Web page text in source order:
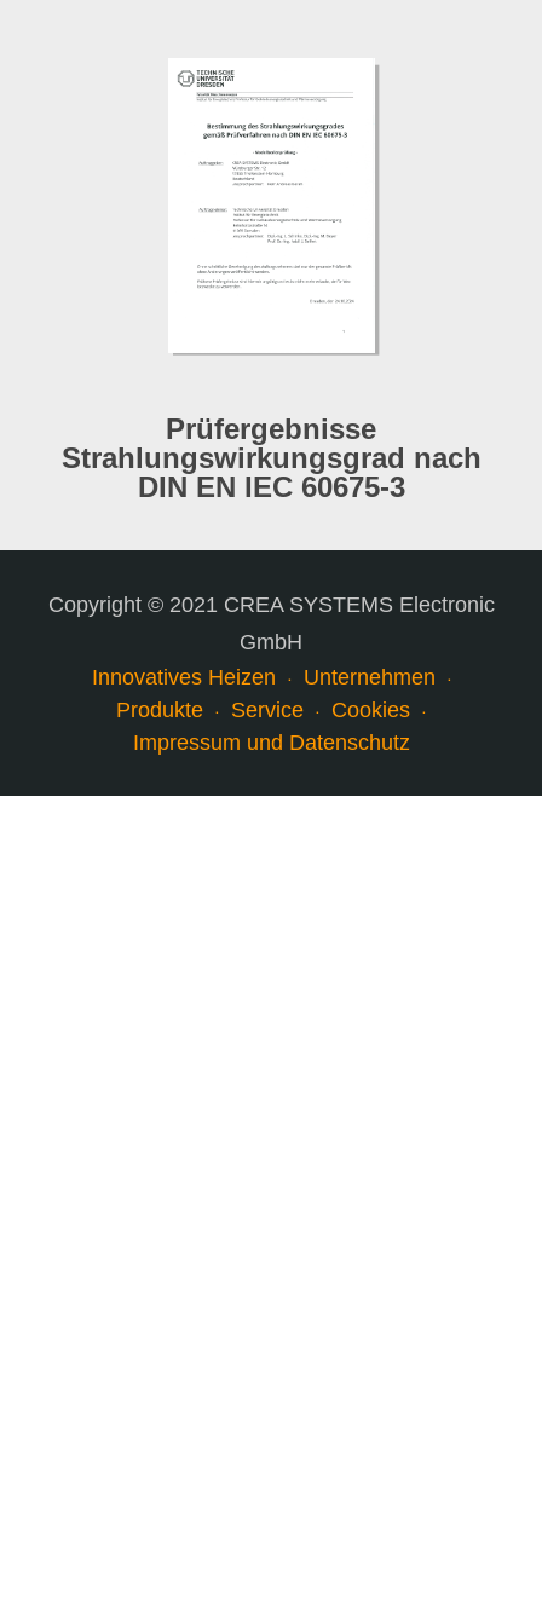
Prüfergebnisse
Strahlungswirkungsgrad nach
DIN EN IEC 60675-3
Copyright © 2021 CREA SYSTEMS Electronic
GmbH
Innovatives Heizen
Unternehmen
Produkte
Service
Cookies
Impressum und Datenschutz